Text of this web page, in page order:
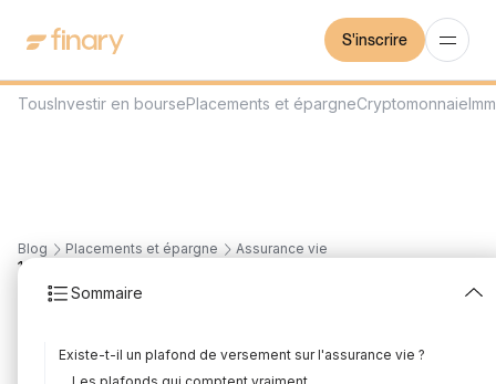
S'inscrire
Blog Placements et épargne Assurance vie
Sommaire
Existe-t-il un plafond de versement sur l'assurance vie ?
18
l'assurance vie en 2026
TousInvestir en boursePlacements et épargneCryptomonnaie